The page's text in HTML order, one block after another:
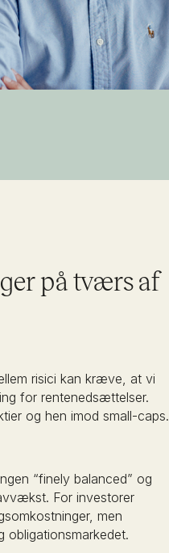
på tværs af
risici kan kræve, at vi
for rentenedsættelser.
og hen imod small-caps.
“finely balanced” og
For investorer
men
obligationsmarkedet.